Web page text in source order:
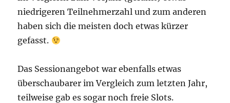
niedrigeren Teilnehmerzahl und zum anderen
haben sich die meisten doch etwas kürzer
gefasst.
Das Sessionangebot war ebenfalls etwas
überschaubarer im Vergleich zum letzten Jahr,
teilweise gab es sogar noch freie Slots.